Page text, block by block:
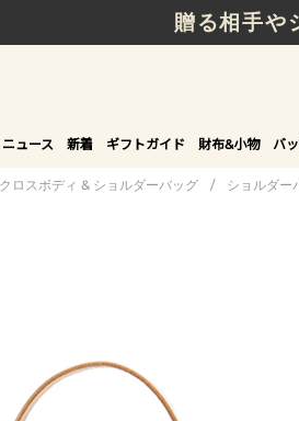
贈る相手や
ニュース 新着 ギフトガイド 財布&小物 バ
クロスボディ & ショルダーバッグ / ショルダー